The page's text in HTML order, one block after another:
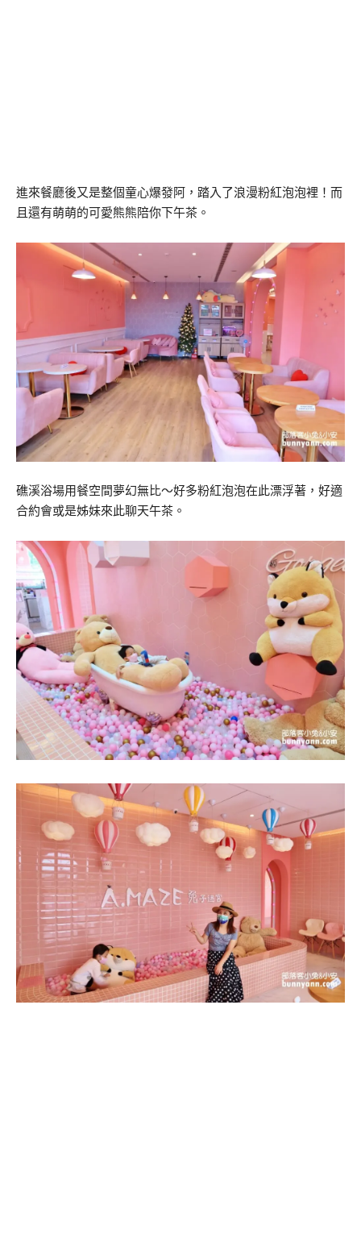
進來餐廳後又是整個童心爆發阿，踏入了浪漫粉紅泡泡裡！而
且還有萌萌的可愛熊熊陪你下午茶。
礁溪浴場用餐空間夢幻無比～好多粉紅泡泡在此漂浮著，好適
合約會或是姊妹來此聊天午茶。